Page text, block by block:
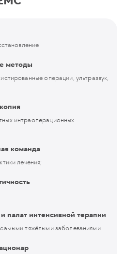
методы
операции, ультразвук,
интраоперационных
команда
лечения;
палат интенсивной терапии
тяжёлыми заболеваниями